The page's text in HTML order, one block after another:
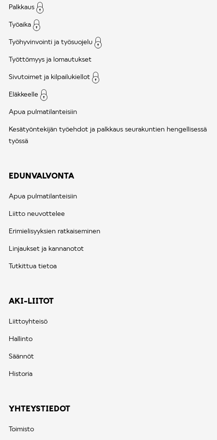
Palkkaus
Työaika
Työhyvinvointi ja työsuojelu
Työttömyys ja lomautukset
Sivutoimet ja kilpailukiellot
Eläkkeelle
Apua pulmatilanteisiin
Kesätyöntekijän työehdot ja palkkaus seurakuntien hengellisessä
työssä
EDUNVALVONTA
Apua pulmatilanteisiin
Liitto neuvottelee
Erimielisyyksien ratkaiseminen
Linjaukset ja kannanotot
Tutkittua tietoa
AKI-LIITOT
Liittoyhteisö
Hallinto
Säännöt
Historia
YHTEYSTIEDOT
Toimisto